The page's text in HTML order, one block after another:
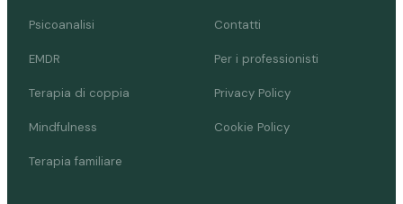
Psicoanalisi
EMDR
Terapia di coppia
Mindfulness
Terapia familiare
Contatti
Per i professionisti
Privacy Policy
Cookie Policy